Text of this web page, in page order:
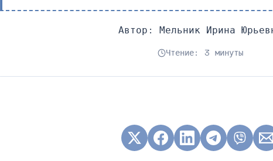
Автор: Мельник Ирина
Чтение: 3 минуты